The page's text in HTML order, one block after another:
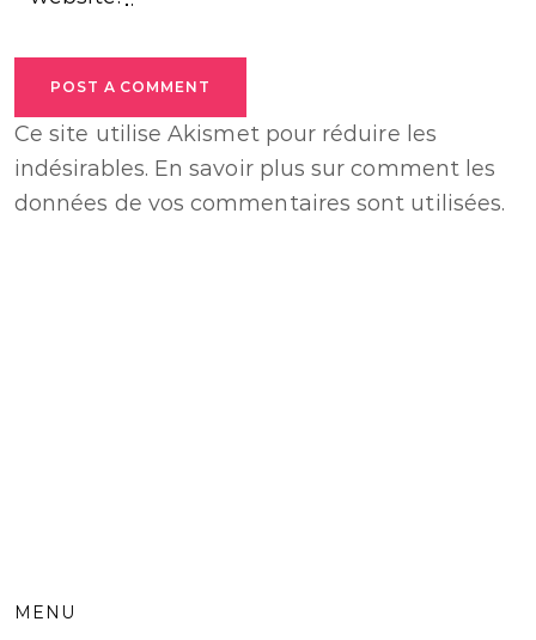
POST A COMMENT
Ce site utilise Akismet pour réduire les
indésirables. En savoir plus sur comment les
données de vos commentaires sont utilisées.
MENU